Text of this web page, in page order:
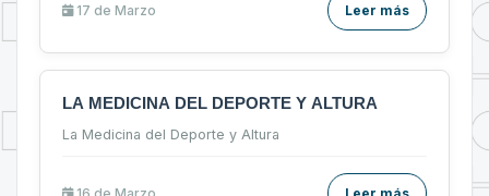
17 de Marzo Leer más
LA MEDICINA DEL DEPORTE Y ALTURA
La Medicina del Deporte y Altura